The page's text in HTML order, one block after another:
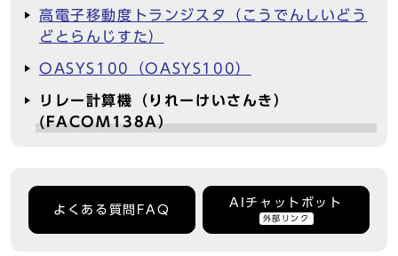
高電子移動度トランジスタ（こうでんしいどう
どとらんじすた）
OASYS100（OASYS100）
リレー計算機（りれーけいさんき）
(FACOM138A）
よくある質問FAQ
AIチャットボット
外部リンク